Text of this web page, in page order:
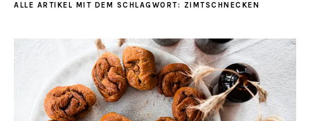
ALLE ARTIKEL MIT DEM SCHLAGWORT: ZIMTSCHNECKEN